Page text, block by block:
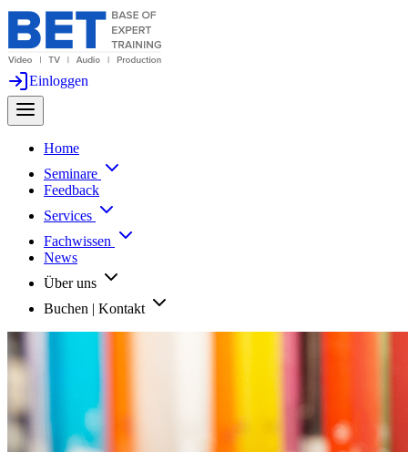
Einloggen
Home
Seminare
Feedback
Services
Fachwissen
News
Über uns
Buchen | Kontakt